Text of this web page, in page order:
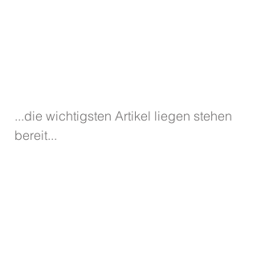
...die wichtigsten Artikel liegen stehen
bereit...